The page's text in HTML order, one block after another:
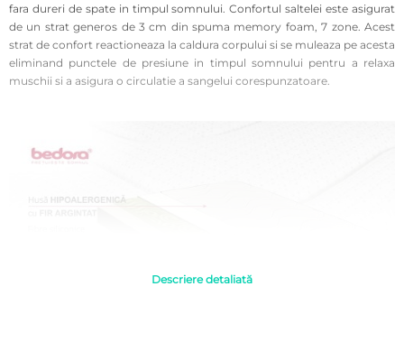
fara dureri de spate in timpul somnului. Confortul saltelei este asigurat
de un strat generos de 3 cm din spuma memory foam, 7 zone. Acest
strat de confort reactioneaza la caldura corpului si se muleaza pe acesta
eliminand punctele de presiune in timpul somnului pentru a relaxa
muschii si a asigura o circulatie a sangelui corespunzatoare.
Descriere detaliată